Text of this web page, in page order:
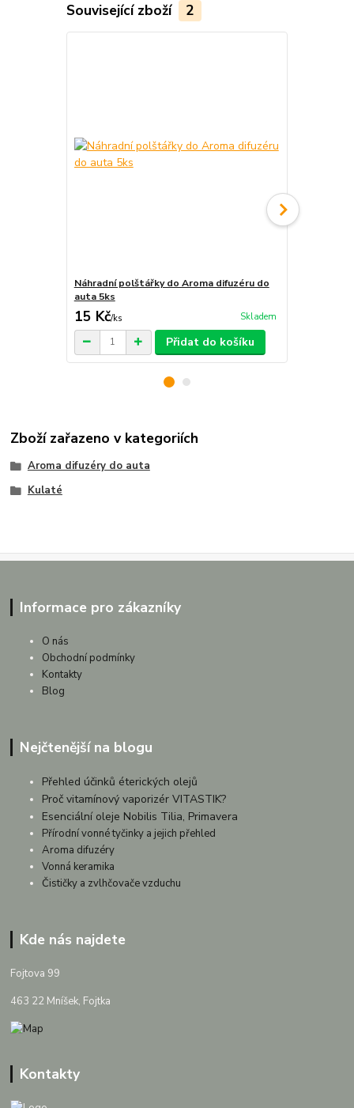
Související zboží 2
Náhradní polštářky do Aroma difuzéru do
auta 5ks
15 Kč/ks Skladem
Přidat do košíku
Zboží zařazeno v kategoriích
Aroma difuzéry do auta
Kulaté
Informace pro zákazníky
O nás
Obchodní podmínky
Kontakty
Blog
Nejčtenější na blogu
Přehled účinků éterických olejů
Proč vitamínový vaporizér VITASTIK?
Esenciální oleje Nobilis Tilia, Primavera
Přírodní vonné tyčinky a jejich přehled
Aroma difuzéry
Vonná keramika
Čističky a zvlhčovače vzduchu
Kde nás najdete
Fojtova 99
463 22 Mníšek, Fojtka
Kontakty